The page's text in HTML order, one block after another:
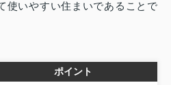
使いやすい住まいであることで
ポイント